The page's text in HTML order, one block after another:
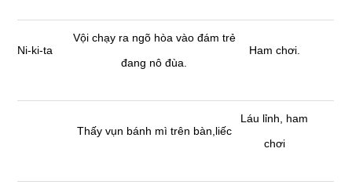
Ni-ki-ta
Vội chạy ra ngõ hòa vào đám trẻ
đang nô đùa.
Ham chơi.
Thấy vụn bánh mì trên bàn,liếc
Láu lỉnh, ham
chơi